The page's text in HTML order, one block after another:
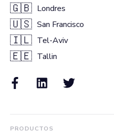
🇬🇧 Londres
🇺🇸 San Francisco
🇮🇱 Tel-Aviv
🇪🇪 Tallin
PRODUCTOS